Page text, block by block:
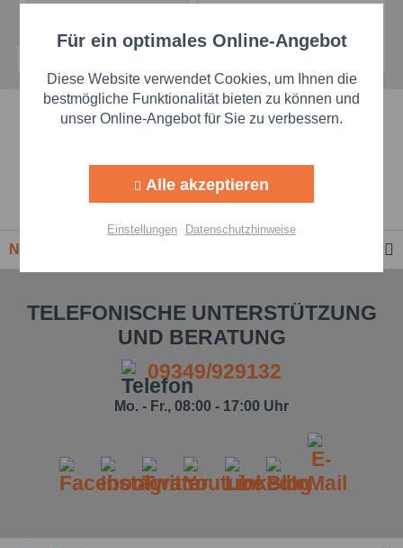
Schnelle Lieferzeiten
Beste Markenqualität
Newsletter
TELEFONISCHE UNTERSTÜTZUNG
UND BERATUNG
09349/929132
Mo. - Fr., 08:00 - 17:00 Uhr
Funktionale Aktiv
Marketing Aktiv
Personalisierung Aktiv
Einstellungen speichern
Für ein optimales Online-Angebot
Diese Website verwendet Cookies, um Ihnen die
bestmögliche Funktionalität bieten zu können und
unser Online-Angebot für Sie zu verbessern.
Alle akzeptieren
Einstellungen Datenschutzhinweise